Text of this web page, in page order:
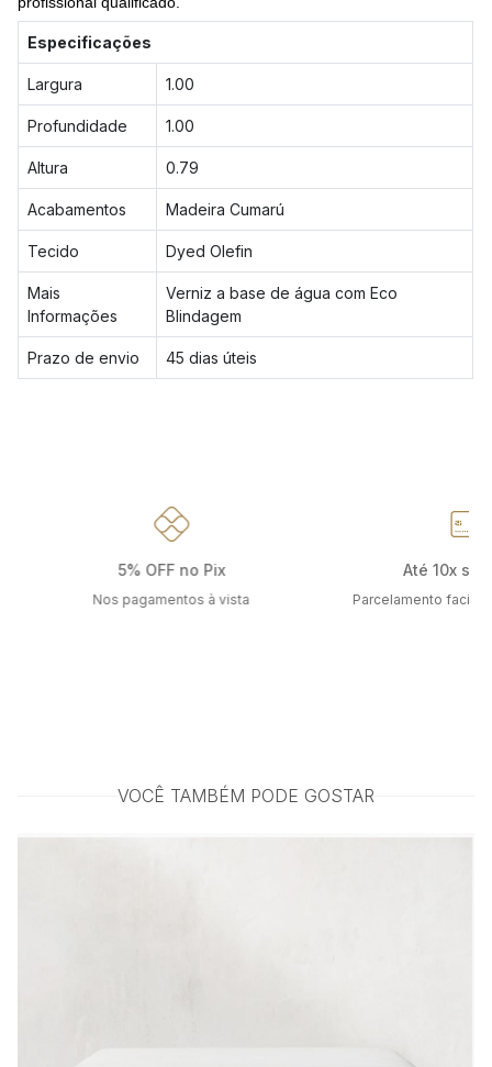
Especificações
Largura 1.00
Profundidade 1.00
Altura 0.79
Acabamentos Madeira Cumarú
Tecido Dyed Olefin
Mais
Informações
Verniz a base de água com Eco
Blindagem
Prazo de envio 45 dias úteis
5% OFF no Pix
Nos pagamentos à vista
Até 10x
Parcelamento
VOCÊ TAMBÉM PODE GOSTAR